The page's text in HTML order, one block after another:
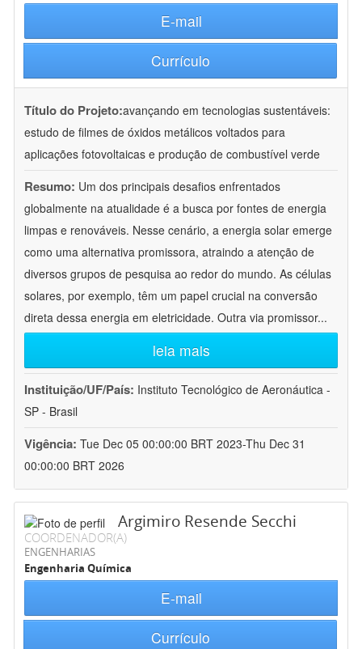
E-mail
Currículo
Título do Projeto:avançando em tecnologias sustentáveis:
estudo de filmes de óxidos metálicos voltados para
aplicações fotovoltaicas e produção de combustível verde
Resumo: Um dos principais desafios enfrentados
globalmente na atualidade é a busca por fontes de energia
limpas e renováveis. Nesse cenário, a energia solar emerge
como uma alternativa promissora, atraindo a atenção de
diversos grupos de pesquisa ao redor do mundo. As células
solares, por exemplo, têm um papel crucial na conversão
direta dessa energia em eletricidade. Outra via promissor...
leia mais
Instituição/UF/País: Instituto Tecnológico de Aeronáutica -
SP - Brasil
Vigência: Tue Dec 05 00:00:00 BRT 2023-Thu Dec 31
00:00:00 BRT 2026
Argimiro Resende Secchi
COORDENADOR(A)
ENGENHARIAS
Engenharia Química
E-mail
Currículo